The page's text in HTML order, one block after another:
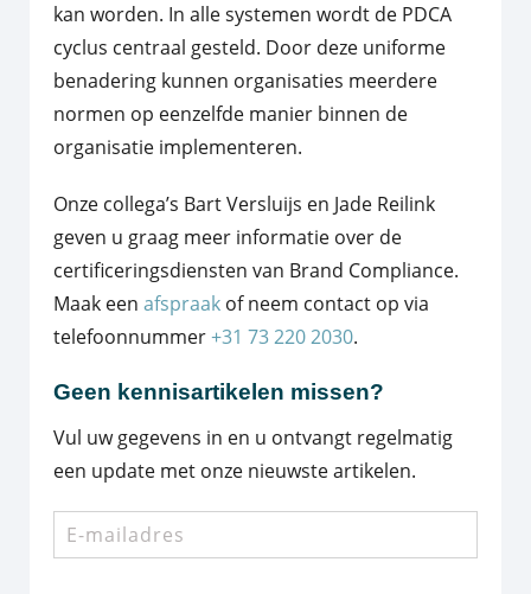
kan worden. In alle systemen wordt de PDCA
cyclus centraal gesteld. Door deze uniforme
benadering kunnen organisaties meerdere
normen op eenzelfde manier binnen de
organisatie implementeren.
Onze collega’s Bart Versluijs en Jade Reilink
geven u graag meer informatie over de
certificeringsdiensten van Brand Compliance.
Maak een afspraak of neem contact op via
telefoonnummer+31 73 220 2030.
Geen kennisartikelen missen?
Vul uw gegevens in en u ontvangt regelmatig
een update met onze nieuwste artikelen.
E-
mailadres *